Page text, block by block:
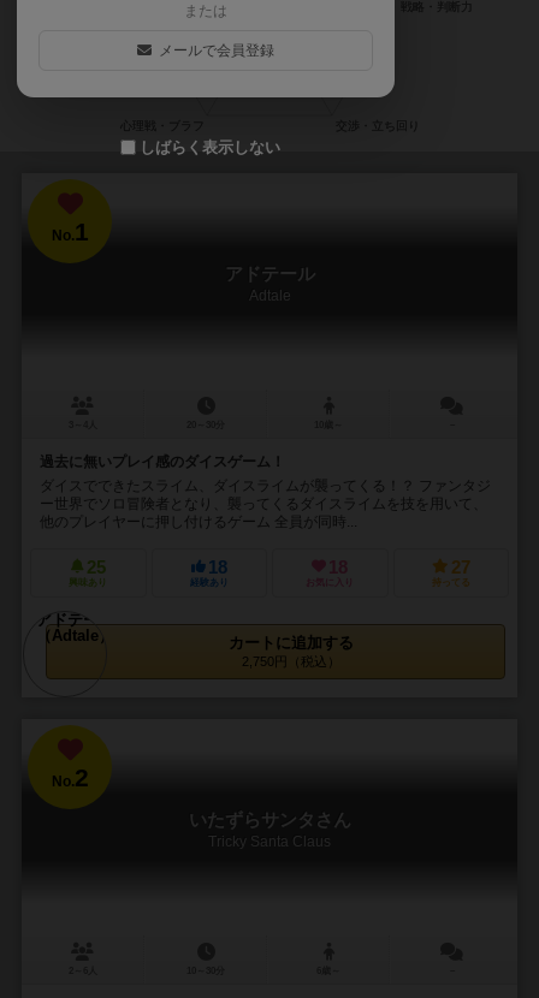
No.1
アドテール
Adtale
過去に無いプレイ感のダイスゲーム！
ダイスでできたスライム、ダイスライムが襲ってくる！？ ファンタジ
ー世界でソロ冒険者となり、襲ってくるダイスライムを技を用いて、
他のプレイヤーに押し付けるゲーム 全員が同時...
25
興味あり
18
経験あり
18
お気に入り
27
持ってる
カートに追加する
2,750円（税込）
No.2
いたずらサンタさん
Tricky Santa Claus
または
メールで会員登録
しばらく表示しない